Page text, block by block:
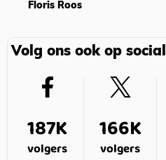
Floris Roos
Volg ons ook op social
187K
volgers
166K
volgers